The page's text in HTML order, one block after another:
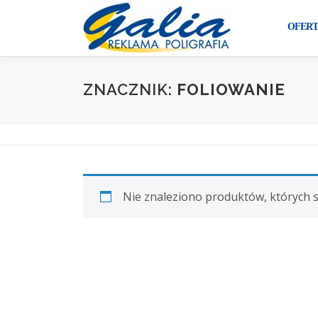
ZNACZNIK: FOLIOWANIE
Nie znaleziono produktów, których